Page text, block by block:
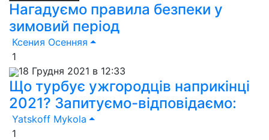
Нагадуємо правила безпеки у
зимовий період
Ксения Осенняя
1
18 Грудня 2021 в 12:33
Що турбує ужгородців наприкінці
2021? Запитуємо-відповідаємо:
Yatskoff Mykola
1